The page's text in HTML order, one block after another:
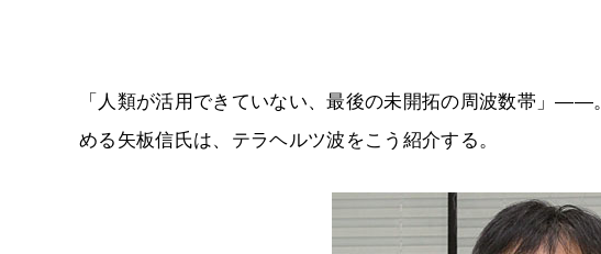
「人類が活用できていない、最後の未開拓の周波数帯」
める矢板信氏は、テラヘルツ波をこう紹介する。